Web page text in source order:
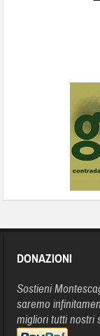
DONAZIONI
Sostieni
saremo
migliori tutti nostri